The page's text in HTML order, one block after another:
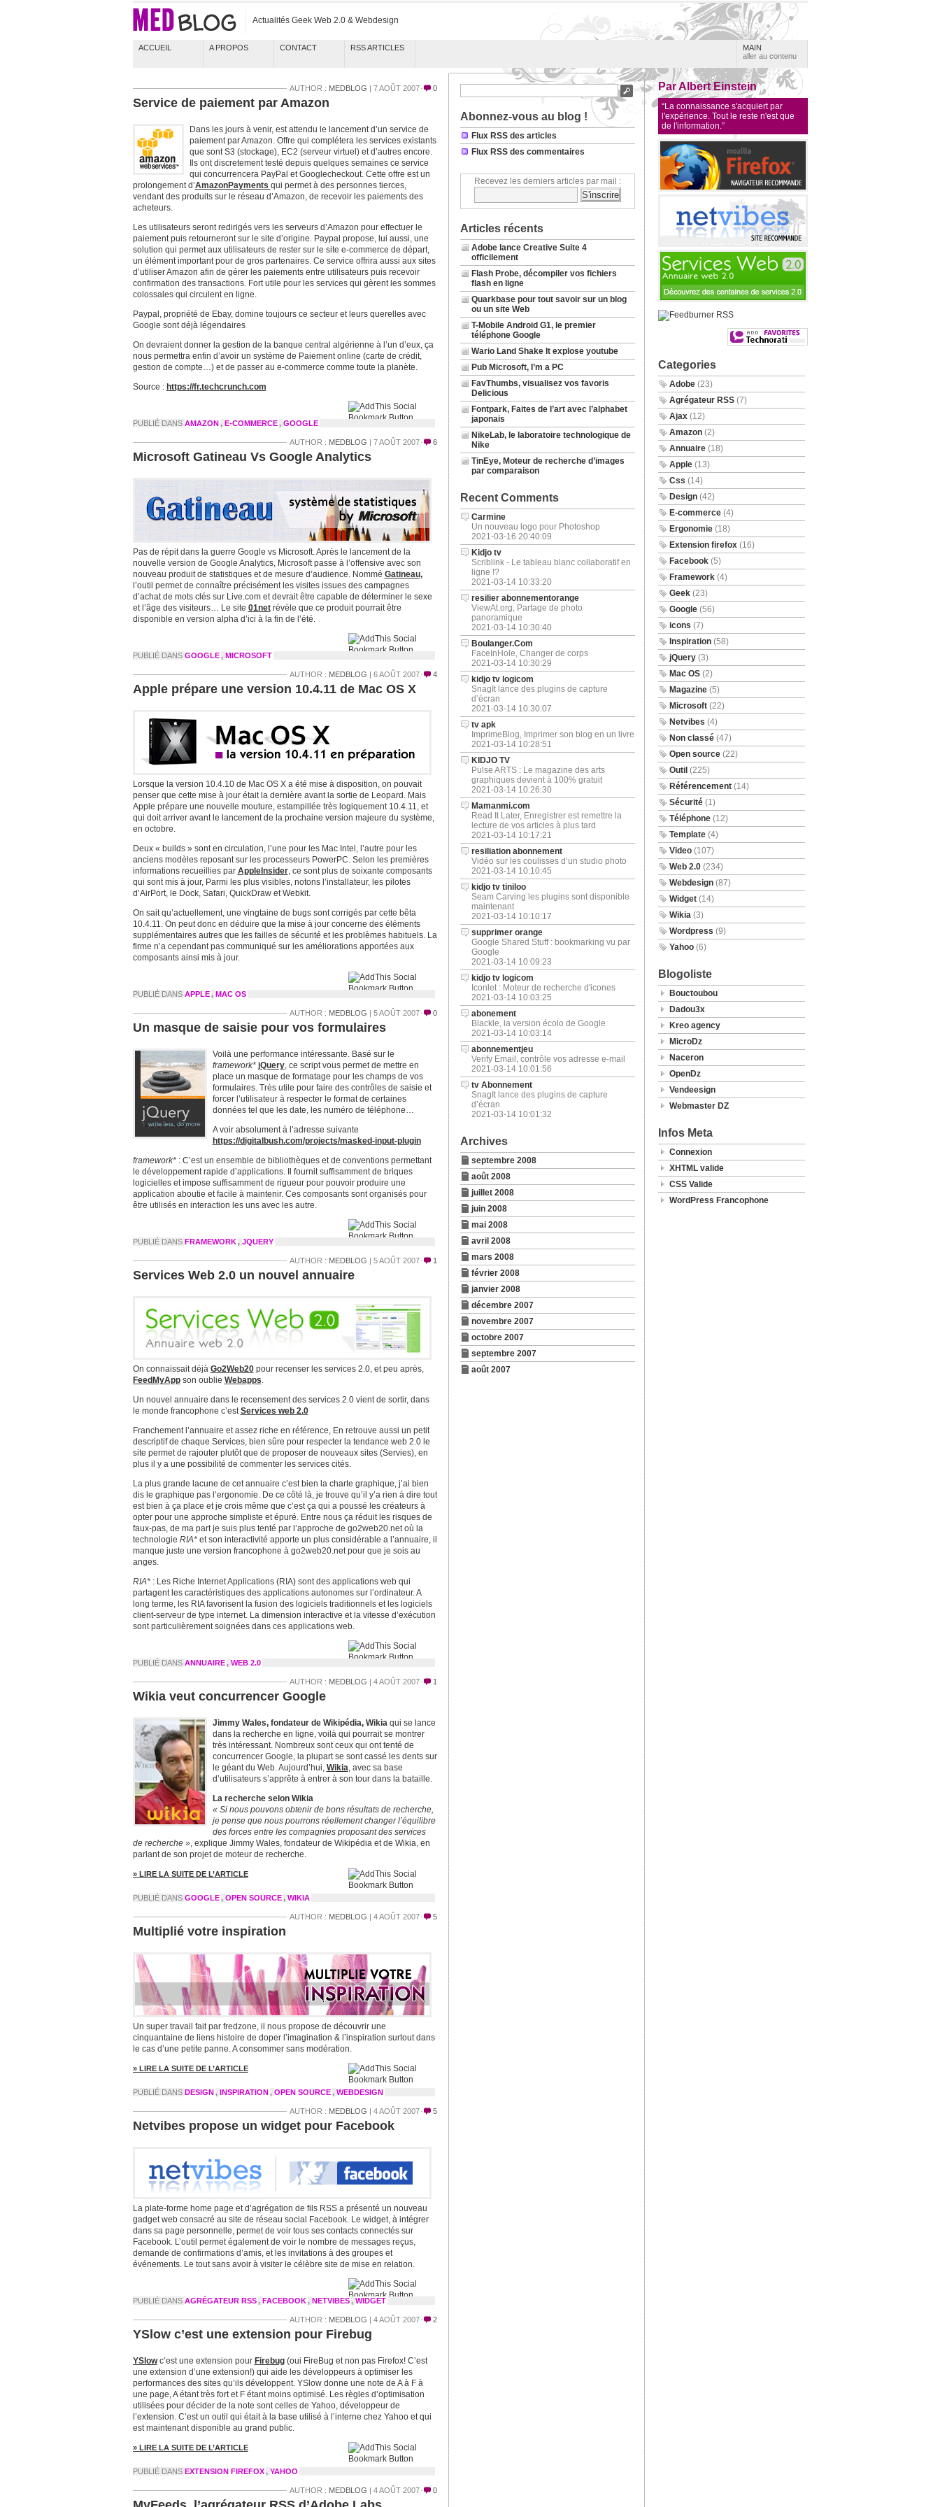
Actualités Geek Web 2.0 & Webdesign
ACCUEIL A PROPOS CONTACT RSS ARTICLES
MAIN
aller au contenu
AUTHOR : MEDBLOG | 7 AOÛT 2007 0
Service de paiement par Amazon
Dans les jours à venir, est attendu le lancement d’un service de
paiement par Amazon. Offre qui complétera les services existants
que sont S3 (stockage), EC2 (serveur virtuel) et d’autres encore.
Ils ont discretement testé depuis quelques semaines ce service
qui concurrencera PayPal et Googlecheckout. Cette offre est un
prolongement d’AmazonPayments qui permet à des personnes tierces,
vendant des produits sur le réseau d’Amazon, de recevoir les paiements des
acheteurs.
Les utilisateurs seront redirigés vers les serveurs d’Amazon pour effectuer le
paiement puis retourneront sur le site d’origine. Paypal propose, lui aussi, une
solution qui permet aux utilisateurs de rester sur le site e-commerce de départ,
un élément important pour de gros partenaires. Ce service offrira aussi aux sites
d’utiliser Amazon afin de gérer les paiements entre utilisateurs puis recevoir
confirmation des transactions. Fort utile pour les services qui gèrent les sommes
colossales qui circulent en ligne.
Paypal, propriété de Ebay, domine toujours ce secteur et leurs querelles avec
Google sont déjà légendaires
On devraient donner la gestion de la banque central algérienne à l’un d’eux, ça
nous permettra enfin d’avoir un système de Paiement online (carte de crédit,
gestion de compte…) et de passer au e-commerce comme toute la planète.
Source : https://fr.techcrunch.com
PUBLIÉ DANS AMAZON , E-COMMERCE , GOOGLE
AUTHOR : MEDBLOG | 7 AOÛT 2007 6
Microsoft Gatineau Vs Google Analytics
Pas de répit dans la guerre Google vs Microsoft. Après le lancement de la
nouvelle version de Google Analytics, Microsoft passe à l’offensive avec son
nouveau produit de statistiques et de mesure d’audience. Nommé Gatineau,
l’outil permet de connaître précisément les visites issues des campagnes
d’achat de mots clés sur Live.com et devrait être capable de déterminer le sexe
et l’âge des visiteurs… Le site 01netrévèle que ce produit pourrait être
disponible en version alpha d’ici à la fin de l’été.
PUBLIÉ DANS GOOGLE , MICROSOFT
AUTHOR : MEDBLOG | 6 AOÛT 2007 4
Apple prépare une version 10.4.11 de Mac OS X
Lorsque la version 10.4.10 de Mac OS X a été mise à disposition, on pouvait
penser que cette mise à jour était la dernière avant la sortie de Leopard. Mais
Apple prépare une nouvelle mouture, estampillée très logiquement 10.4.11, et
qui doit arriver avant le lancement de la prochaine version majeure du système,
en octobre.
Deux « builds » sont en circulation, l’une pour les Mac Intel, l’autre pour les
anciens modèles reposant sur les processeurs PowerPC. Selon les premières
informations recueillies par AppleInsider, ce sont plus de soixante composants
qui sont mis à jour, Parmi les plus visibles, notons l’installateur, les pilotes
d’AirPort, le Dock, Safari, QuickDraw et Webkit.
On sait qu’actuellement, une vingtaine de bugs sont corrigés par cette bêta
10.4.11. On peut donc en déduire que la mise à jour concerne des éléments
supplémentaires autres que les failles de sécurité et les problèmes habituels. La
firme n’a cependant pas communiqué sur les améliorations apportées aux
composants ainsi mis à jour.
PUBLIÉ DANS APPLE , MAC OS
AUTHOR : MEDBLOG | 5 AOÛT 2007 0
Un masque de saisie pour vos formulaires
Voilà une performance intéressante. Basé sur le
framework* jQuery, ce script vous permet de mettre en
place un masque de formatage pour les champs de vos
formulaires. Très utile pour faire des contrôles de saisie et
forcer l’utilisateur à respecter le format de certaines
données tel que les date, les numéro de téléphone…
A voir absolument à l’adresse suivante
https://digitalbush.com/projects/masked-input-plugin
framework*: C’est un ensemble de bibliothèques et de conventions permettant
le développement rapide d’applications. Il fournit suffisamment de briques
logicielles et impose suffisamment de rigueur pour pouvoir produire une
application aboutie et facile à maintenir. Ces composants sont organisés pour
être utilisés en interaction les uns avec les autre.
PUBLIÉ DANS FRAMEWORK , JQUERY
AUTHOR : MEDBLOG | 5 AOÛT 2007 1
Services Web 2.0 un nouvel annuaire
On connaissait déjà Go2Web20pour recenser les services 2.0, et peu après,
FeedMyAppson oublie Webapps.
Un nouvel annuaire dans le recensement des services 2.0 vient de sortir, dans
le monde francophone c’est Services web 2.0
Franchement l’annuaire et assez riche en référence, En retrouve aussi un petit
descriptif de chaque Services, bien sûre pour respecter la tendance web 2.0 le
site permet de rajouter plutôt que de proposer de nouveaux sites (Servies), en
plus il y a une possibilité de commenter les services cités.
La plus grande lacune de cet annuaire c’est bien la charte graphique, j’ai bien
dis le graphique pas l’ergonomie. De ce côté là, je trouve qu’il y’a rien à dire tout
est bien à ça place et je crois même que c’est ça qui a poussé les créateurs à
opter pour une approche simpliste et épuré. Entre nous ça réduit les risques de
faux-pas, de ma part je suis plus tenté par l’approche de go2web20.net où la
technologie RIA*et son interactivité apporte un plus considérable a l’annuaire, il
manque juste une version francophone à go2web20.net pour que je sois au
anges.
RIA*: Les Riche Internet Applications (RIA) sont des applications web qui
partagent les caractéristiques des applications autonomes sur l’ordinateur. A
long terme, les RIA favorisent la fusion des logiciels traditionnels et les logiciels
client-serveur de type internet. La dimension interactive et la vitesse d’exécution
sont particulièrement soignées dans ces applications web.
PUBLIÉ DANS ANNUAIRE , WEB 2.0
AUTHOR : MEDBLOG | 4 AOÛT 2007 1
Wikia veut concurrencer Google
Jimmy Wales, fondateur de Wikipédia, Wikiaqui se lance
dans la recherche en ligne, voilà qui pourrait se montrer
très intéressant. Nombreux sont ceux qui ont tenté de
concurrencer Google, la plupart se sont cassé les dents sur
le géant du Web. Aujourd’hui, Wikia, avec sa base
d’utilisateurs s’apprête à entrer à son tour dans la bataille.
La recherche selon Wikia
« Si nous pouvons obtenir de bons résultats de recherche,
je pense que nous pourrons réellement changer l’équilibre
des forces entre les compagnies proposant des services
de recherche », explique Jimmy Wales, fondateur de Wikipédia et de Wikia, en
parlant de son projet de moteur de recherche.
» LIRE LA SUITE DE L’ARTICLE
PUBLIÉ DANS GOOGLE , OPEN SOURCE , WIKIA
AUTHOR : MEDBLOG | 4 AOÛT 2007 5
Multiplié votre inspiration
Un super travail fait par fredzone, il nous propose de découvrir une
cinquantaine de liens histoire de doper l’imagination & l’inspiration surtout dans
le cas d’une petite panne. A consommer sans modération.
» LIRE LA SUITE DE L’ARTICLE
PUBLIÉ DANS DESIGN , INSPIRATION , OPEN SOURCE , WEBDESIGN
AUTHOR : MEDBLOG | 4 AOÛT 2007 5
Netvibes propose un widget pour Facebook
La plate-forme home page et d’agrégation de fils RSS a présenté un nouveau
gadget web consacré au site de réseau social Facebook. Le widget, à intégrer
dans sa page personnelle, permet de voir tous ses contacts connectés sur
Facebook. L’outil permet également de voir le nombre de messages reçus,
demande de confirmations d’amis, et les invitations à des groupes et
événements. Le tout sans avoir à visiter le célèbre site de mise en relation.
PUBLIÉ DANS AGRÉGATEUR RSS , FACEBOOK , NETVIBES , WIDGET
AUTHOR : MEDBLOG | 4 AOÛT 2007 2
YSlow c’est une extension pour Firebug
YSlowc’est une extension pour Firebug(oui FireBug et non pas Firefox! C’est
une extension d’une extension!) qui aide les développeurs à optimiser les
performances des sites qu’ils développent. YSlow donne une note de A à F à
une page, A étant très fort et F étant moins optimisé. Les règles d’optimisation
utilisées pour décider de la note sont celles de Yahoo, développeur de
l’extension. C’est un outil qui était à la base utilisé à l’interne chez Yahoo et qui
est maintenant disponible au grand public.
» LIRE LA SUITE DE L’ARTICLE
PUBLIÉ DANS EXTENSION FIREFOX , YAHOO
AUTHOR : MEDBLOG | 4 AOÛT 2007 0
Abonnez-vous au blog !
Flux RSS des articles
Flux RSS des commentaires
Recevez les derniers articles par mail :
Articles récents
Adobe lance Creative Suite 4
officilement
Flash Probe, décompiler vos fichiers
flash en ligne
Quarkbase pour tout savoir sur un blog
ou un site Web
T-Mobile Android G1, le premier
téléphone Google
Wario Land Shake It explose youtube
Pub Microsoft, I’m a PC
FavThumbs, visualisez vos favoris
Delicious
Fontpark, Faites de l’art avec l’alphabet
japonais
NikeLab, le laboratoire technologique de
Nike
TinEye, Moteur de recherche d’images
par comparaison
Recent Comments
Carmine
Un nouveau logo pour Photoshop
2021-03-16 20:40:09
Kidjo tv
Scriblink - Le tableau blanc collaboratif en
ligne !?
2021-03-14 10:33:20
resilier abonnementorange
ViewAt.org, Partage de photo
panoramique
2021-03-14 10:30:40
Boulanger.Com
FaceInHole, Changer de corps
2021-03-14 10:30:29
kidjo tv logicom
SnagIt lance des plugins de capture
d’écran
2021-03-14 10:30:07
tv apk
ImprimeBlog, Imprimer son blog en un livre
2021-03-14 10:28:51
KIDJO TV
Pulse ARTS : Le magazine des arts
graphiques devient à 100% gratuit
2021-03-14 10:26:30
Mamanmi.com
Read It Later, Enregistrer est remettre la
lecture de vos articles à plus tard
2021-03-14 10:17:21
resiliation abonnement
Vidéo sur les coulisses d’un studio photo
2021-03-14 10:10:45
kidjo tv tiniloo
Seam Carving les plugins sont disponible
maintenant
2021-03-14 10:10:17
supprimer orange
Google Shared Stuff : bookmarking vu par
Google
2021-03-14 10:09:23
kidjo tv logicom
Iconlet : Moteur de recherche d'icones
2021-03-14 10:03:25
abonement
Blackle, la version écolo de Google
2021-03-14 10:03:14
abonnementjeu
Verify Email, contrôle vos adresse e-mail
2021-03-14 10:01:56
tv Abonnement
SnagIt lance des plugins de capture
d’écran
2021-03-14 10:01:32
Archives
septembre 2008
août 2008
juillet 2008
juin 2008
mai 2008
avril 2008
mars 2008
février 2008
janvier 2008
décembre 2007
novembre 2007
octobre 2007
septembre 2007
août 2007
Par Albert Einstein
“La connaissance s'acquiert par
l'expérience. Tout le reste n'est que
de l'information.”
Categories
Adobe(23)
Agrégateur RSS(7)
Ajax(12)
Amazon(2)
Annuaire(18)
Apple(13)
Css (14)
Design(42)
E-commerce(4)
Ergonomie(18)
Extension firefox(16)
Facebook(5)
Framework(4)
Geek(23)
Google(56)
icons (7)
Inspiration(58)
jQuery(3)
Mac OS(2)
Magazine(5)
Microsoft(22)
Netvibes (4)
Non classé(47)
Open source(22)
Outil (225)
Référencement(14)
Sécurité(1)
Téléphone(12)
Template(4)
Video(107)
Web 2.0(234)
Webdesign(87)
Widget(14)
Wikia(3)
Wordpress (9)
Yahoo(6)
Blogoliste
Bouctoubou
Dadou3x
Kreo agency
MicroDz
Naceron
OpenDz
Vendeesign
Webmaster DZ
Infos Meta
Connexion
XHTML valide
CSS Valide
WordPress Francophone